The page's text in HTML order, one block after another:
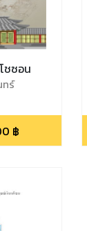
ชซอน
ร์
฿